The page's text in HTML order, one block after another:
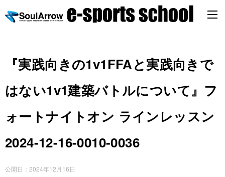
『実践向きの1v1FFAと実践向きで
はない1v1建築バトルについて』フ
ォートナイトオン ラインレッスン
2024-12-16-0010-0036
公開日： 2024年12月16日